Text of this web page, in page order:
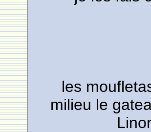
les
milieu le